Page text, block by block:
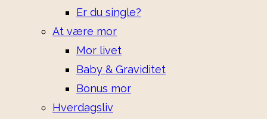
Er du single?
At være mor
Mor livet
Baby & Graviditet
Bonus mor
Hverdagsliv